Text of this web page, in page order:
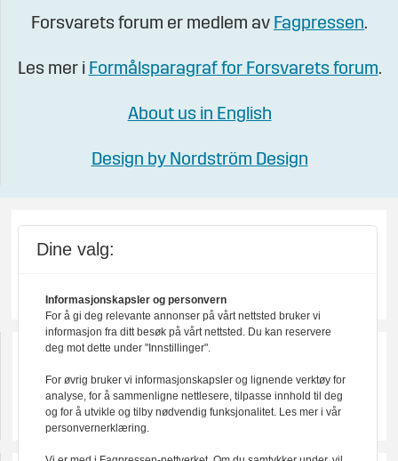
Forsvarets forum er medlem av Fagpressen.
Les mer i Formålsparagraf for Forsvarets forum.
About us in English
Design by Nordström Design
Dine valg:
Informasjonskapsler og personvern
For å gi deg relevante annonser på vårt nettsted bruker vi
informasjon fra ditt besøk på vårt nettsted. Du kan reservere
deg mot dette under "Innstillinger".
For øvrig bruker vi informasjonskapsler og lignende verktøy for
analyse, for å sammenligne nettlesere, tilpasse innhold til deg
og for å utvikle og tilby nødvendig funksjonalitet. Les mer i vår
personvernerklæring.